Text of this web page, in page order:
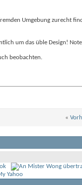
Umgebung zurecht
um das üble Design!
beobachten.
«
Yahoo